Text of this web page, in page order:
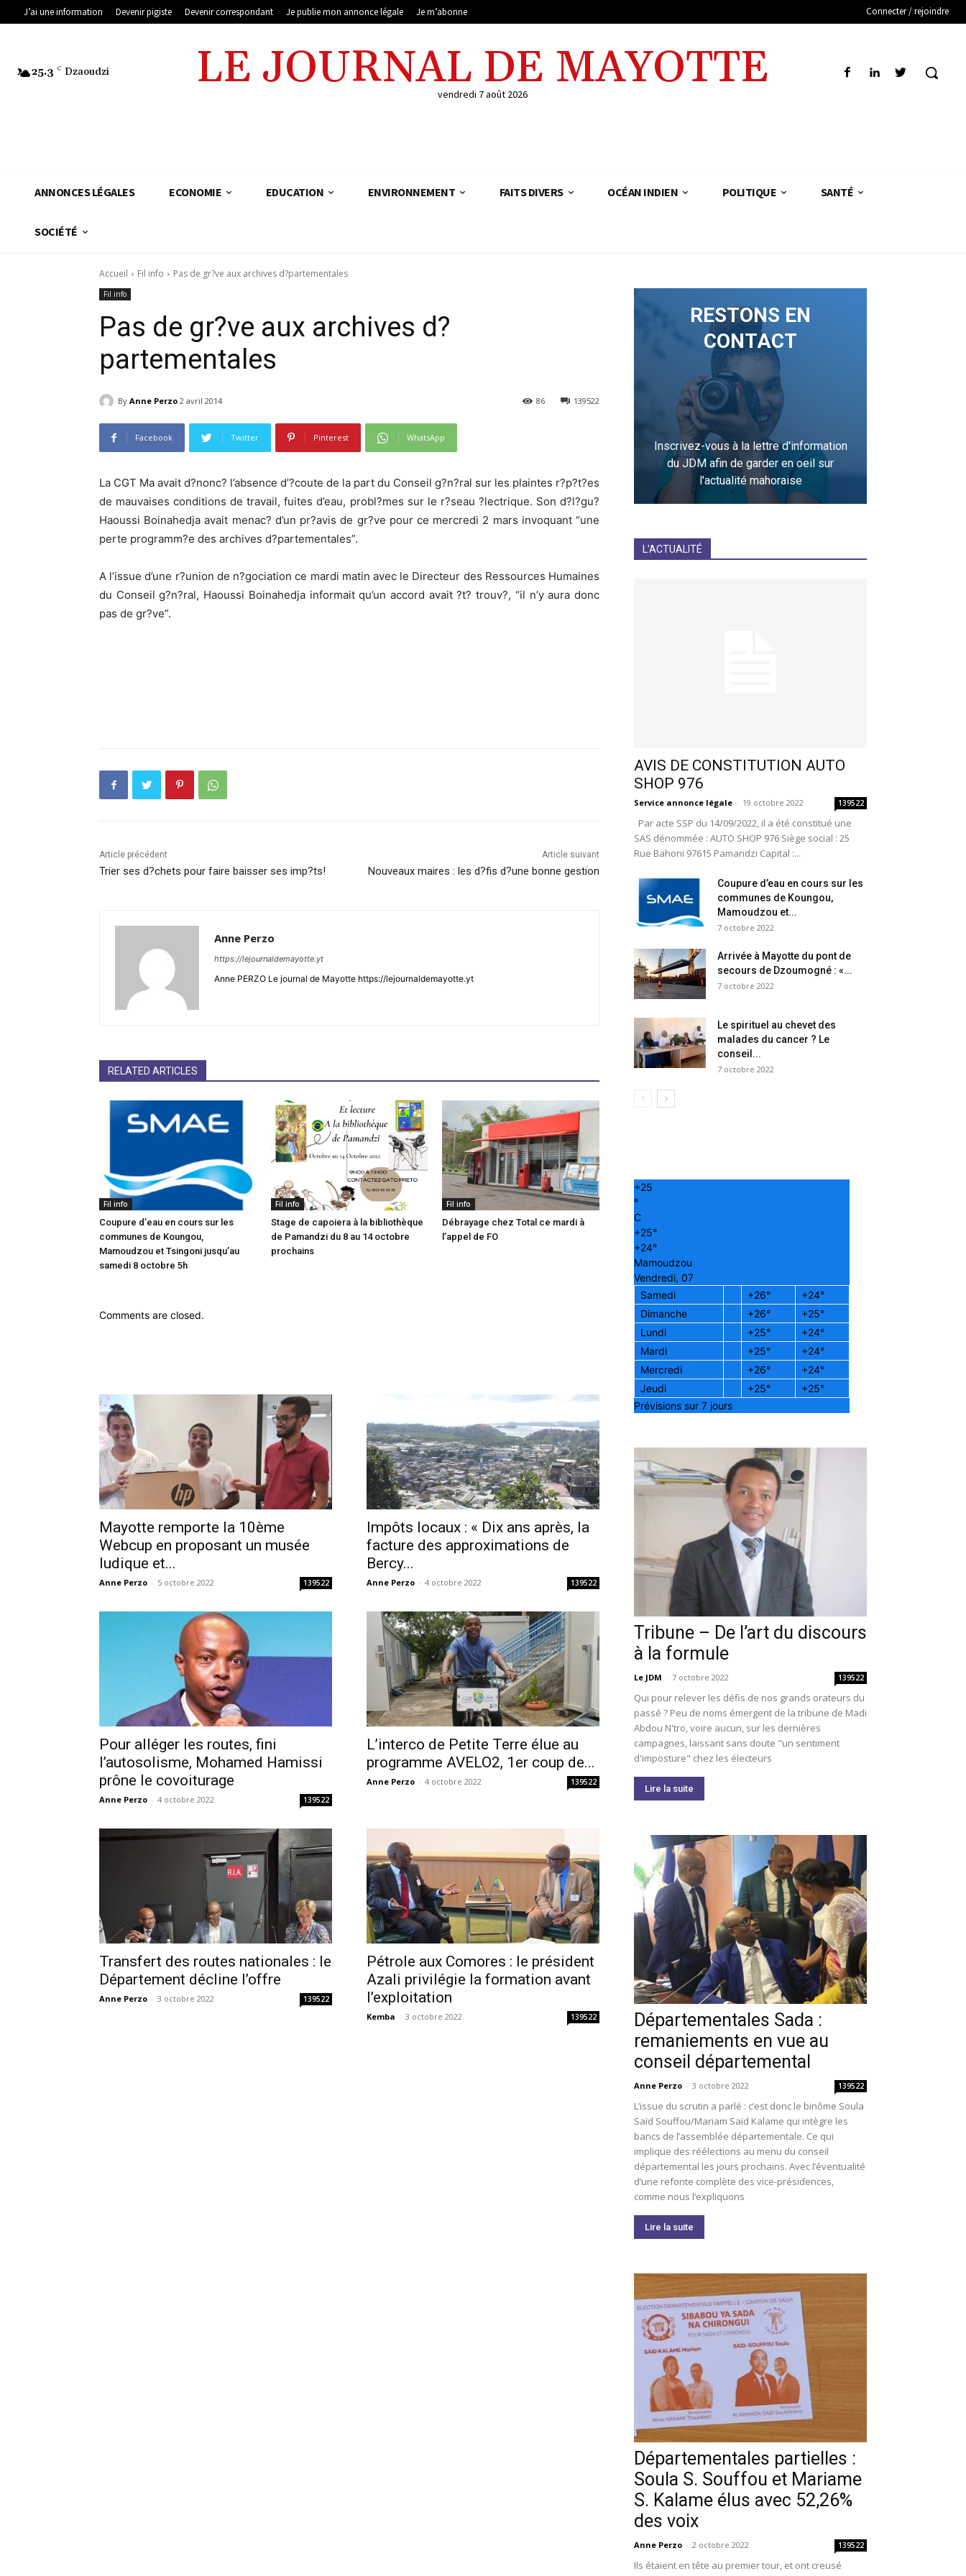
J’ai une information Devenir pigiste Devenir correspondant Je publie mon annonce légale Je m’abonne Connecter / rejoindre
25.3 C Dzaoudzi LE JOURNAL DE MAYOTTE
vendredi 7 août 2026
ANNONCES LÉGALES ECONOMIE EDUCATION ENVIRONNEMENT FAITS DIVERS OCÉAN INDIEN POLITIQUE SANTÉ
SOCIÉTÉ
Accueil Fil info Pas de gr?ve aux archives d?partementales
Fil info
Pas de gr?ve aux archives d?
partementales
By Anne Perzo 2 avril 2014 139522
86
Facebook Twitter Pinterest WhatsApp
La CGT Ma avait d?nonc? l’absence d’?coute de la part du Conseil g?n?ral sur les plaintes r?p?t?es
de mauvaises conditions de travail, fuites d’eau, probl?mes sur le r?seau ?lectrique. Son d?l?gu?
Haoussi Boinahedja avait menac? d’un pr?avis de gr?ve pour ce mercredi 2 mars invoquant “une
perte programm?e des archives d?partementales”.
A l’issue d’une r?union de n?gociation ce mardi matin avec le Directeur des Ressources Humaines
du Conseil g?n?ral, Haoussi Boinahedja informait qu’un accord avait ?t? trouv?, “il n’y aura donc
pas de gr?ve”.
Article précédent
Trier ses d?chets pour faire baisser ses imp?ts!
Article suivant
Nouveaux maires : les d?fis d?une bonne gestion
Anne Perzo
https://lejournaldemayotte.yt
Anne PERZO Le journal de Mayotte https://lejournaldemayotte.yt
RELATED ARTICLES
Fil info
Coupure d’eau en cours sur les
communes de Koungou,
Mamoudzou et Tsingoni jusqu’au
samedi 8 octobre 5h
Fil info
Stage de capoiera à la bibliothèque
de Pamandzi du 8 au 14 octobre
prochains
Fil info
Débrayage chez Total ce mardi à
l’appel de FO
Comments are closed.
Mayotte remporte la 10ème
Webcup en proposant un musée
ludique et...
Anne Perzo - 5 octobre 2022 139522
Impôts locaux : « Dix ans après, la
facture des approximations de
Bercy...
Anne Perzo - 4 octobre 2022 139522
Pour alléger les routes, fini
l’autosolisme, Mohamed Hamissi
prône le covoiturage
Anne Perzo - 4 octobre 2022 139522
L’interco de Petite Terre élue au
programme AVELO2, 1er coup de...
Anne Perzo - 4 octobre 2022 139522
Transfert des routes nationales : le
Département décline l’offre
Anne Perzo - 3 octobre 2022 139522
Pétrole aux Comores : le président
Azali privilégie la formation avant
l’exploitation
Kemba - 3 octobre 2022 139522
RESTONS EN
CONTACT
Inscrivez-vous à la lettre d'information
du JDM afin de garder en oeil sur
l'actualité mahoraise
L'ACTUALITÉ
AVIS DE CONSTITUTION AUTO
SHOP 976
Service annonce légale - 19 octobre 2022 139522
Par acte SSP du 14/09/2022, il a été constitué une
SAS dénommée : AUTO SHOP 976 Siège social : 25
Rue Bahoni 97615 Pamandzi Capital :...
Coupure d’eau en cours sur les
communes de Koungou,
Mamoudzou et...
7 octobre 2022
Arrivée à Mayotte du pont de
secours de Dzoumogné : «...
7 octobre 2022
Le spirituel au chevet des
malades du cancer ? Le
conseil...
7 octobre 2022
+25
°
C
+25°
+24°
Mamoudzou
Vendredi, 07
Samedi
+26° +24°
Dimanche
+26° +25°
Lundi
+25° +24°
Mardi
+25° +24°
Mercredi
+26° +24°
Jeudi
+25° +25°
Prévisions sur 7 jours
Tribune – De l’art du discours
à la formule
Le JDM - 7 octobre 2022 139522
Qui pour relever les défis de nos grands orateurs du
passé ? Peu de noms émergent de la tribune de Madi
Abdou N'tro, voire aucun, sur les dernières
campagnes, laissant sans doute "un sentiment
d'imposture" chez les électeurs
Lire la suite
Départementales Sada :
remaniements en vue au
conseil départemental
Anne Perzo - 3 octobre 2022 139522
L’issue du scrutin a parlé : c’est donc le binôme Soula
Saïd Souffou/Mariam Saïd Kalame qui intègre les
bancs de l’assemblée départementale. Ce qui
implique des réélections au menu du conseil
départemental les jours prochains. Avec l’éventualité
d’une refonte complète des vice-présidences,
comme nous l’expliquons
Lire la suite
Départementales partielles :
Soula S. Souffou et Mariame
S. Kalame élus avec 52,26%
des voix
Anne Perzo - 2 octobre 2022 139522
Ils étaient en tête au premier tour, et ont creusé